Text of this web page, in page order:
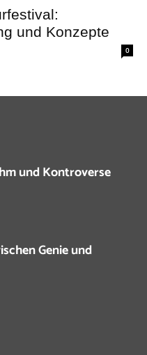
und Konzepte
0
und Kontroverse
Genie und